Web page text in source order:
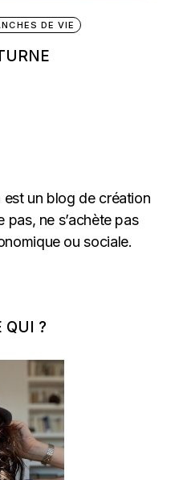
DE VIE
est un blog de création
pas, ne s’achète pas
ou sociale.
QUI ?